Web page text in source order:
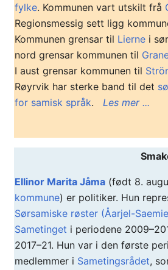
fylke. Kommunen vart utskilt frå
Regionsmessig sett ligg
Kommunen grensar til Lierne i
nord grensar kommunen til
I aust grensar kommunen til
Røyrvik har sterke band til det
for samisk språk.Les mer ...
Ellinor Marita Jåma (født 8.
kommune) er politiker. Hun
Sørsamiske røster (Åarjel-
Sametinget i periodene
2017–21. Hun var i den første
medlemmer i Sametingsrådet,